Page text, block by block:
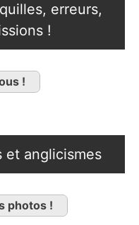
erreurs,
!
!
et anglicismes
photos !